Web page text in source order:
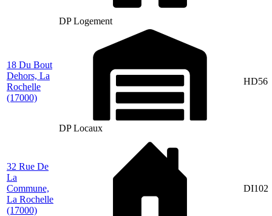
DP Logement
18 Du Bout
Dehors, La
Rochelle
(17000)
DP Locaux
HD56
32 Rue De
La
Commune,
La Rochelle
(17000)
DI102